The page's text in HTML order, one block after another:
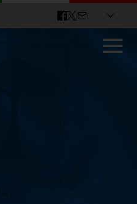
de S.E. Nguema
de la juventud